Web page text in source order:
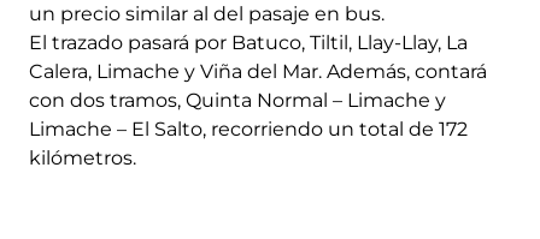
un precio similar al del pasaje en bus.
El trazado pasará por Batuco, Tiltil, Llay-Llay, La
Calera, Limache y Viña del Mar. Además, contará
con dos tramos, Quinta Normal – Limache y
Limache – El Salto, recorriendo un total de 172
kilómetros.